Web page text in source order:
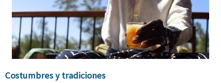
Costumbres y tradiciones